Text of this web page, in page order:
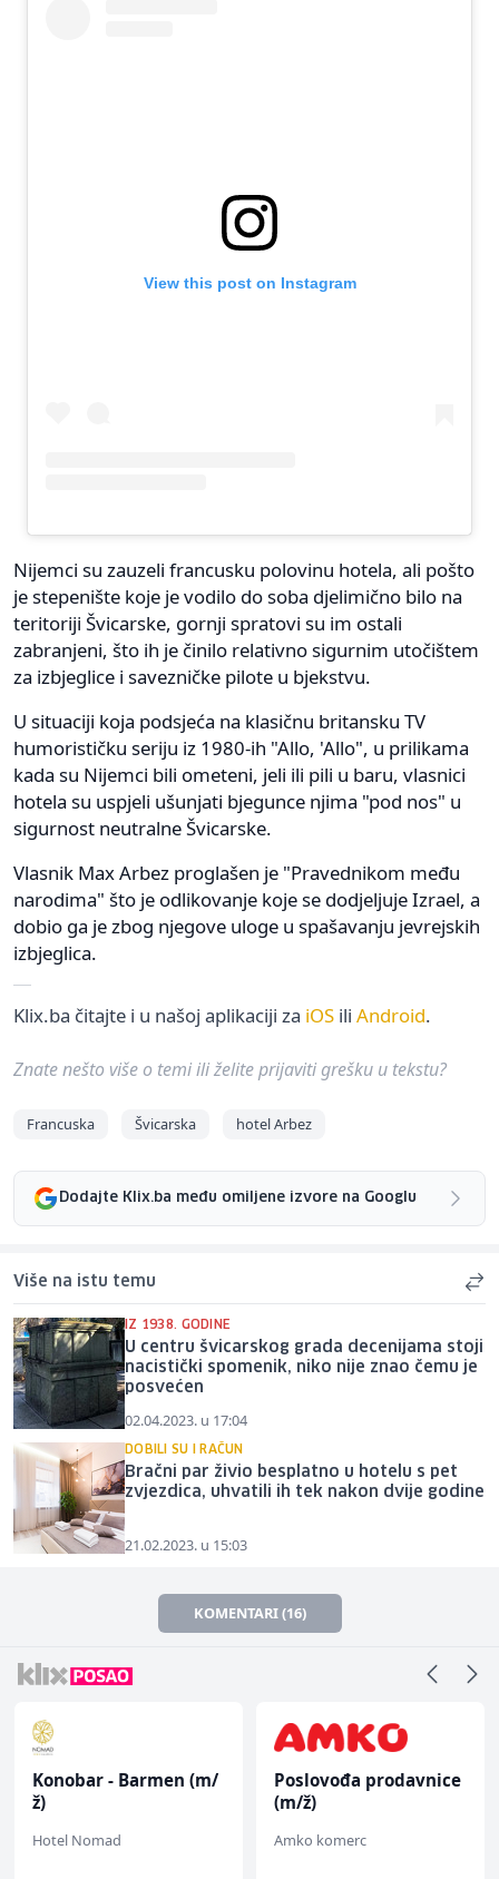
View this post on Instagram
Nijemci su zauzeli francusku polovinu hotela, ali pošto
je stepenište koje je vodilo do soba djelimično bilo na
teritoriji Švicarske, gornji spratovi su im ostali
zabranjeni, što ih je činilo relativno sigurnim utočištem
za izbjeglice i savezničke pilote u bjekstvu.
U situaciji koja podsjeća na klasičnu britansku TV
humorističku seriju iz 1980-ih "Allo, 'Allo", u prilikama
kada su Nijemci bili ometeni, jeli ili pili u baru, vlasnici
hotela su uspjeli ušunjati bjegunce njima "pod nos" u
sigurnost neutralne Švicarske.
Vlasnik Max Arbez proglašen je "Pravednikom među
narodima" što je odlikovanje koje se dodjeljuje Izrael, a
dobio ga je zbog njegove uloge u spašavanju jevrejskih
izbjeglica.
Klix.ba čitajte i u našoj aplikaciji za iOS ili Android.
Znate nešto više o temi ili želite prijaviti grešku u tekstu?
Francuska Švicarska hotel Arbez
Dodajte Klix.ba među omiljene izvore na Googlu
Više na istu temu
IZ 1938. GODINE
U centru švicarskog grada decenijama stoji
nacistički spomenik, niko nije znao čemu je
posvećen
02.04.2023. u 17:04
DOBILI SU I RAČUN
Bračni par živio besplatno u hotelu s pet
zvjezdica, uhvatili ih tek nakon dvije godine
21.02.2023. u 15:03
KOMENTARI (16)
Konobar - Barmen (m/
ž)
Hotel Nomad
Poslovođa prodavnice
(m/ž)
Amko komerc